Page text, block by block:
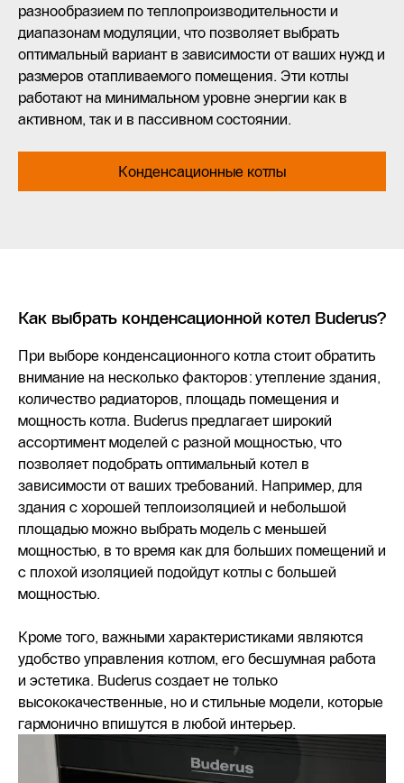
разнообразием по теплопроизводительности и
диапазонам модуляции, что позволяет выбрать
оптимальный вариант в зависимости от ваших нужд и
размеров отапливаемого помещения. Эти котлы
работают на минимальном уровне энергии как в
активном, так и в пассивном состоянии.
Конденсационные котлы
Как выбрать конденсационной котел Buderus?
При выборе конденсационного котла стоит обратить
внимание на несколько факторов: утепление здания,
количество радиаторов, площадь помещения и
мощность котла. Buderus предлагает широкий
ассортимент моделей с разной мощностью, что
позволяет подобрать оптимальный котел в
зависимости от ваших требований. Например, для
здания с хорошей теплоизоляцией и небольшой
площадью можно выбрать модель с меньшей
мощностью, в то время как для больших помещений и
с плохой изоляцией подойдут котлы с большей
мощностью.
Кроме того, важными характеристиками являются
удобство управления котлом, его бесшумная работа
и эстетика. Buderus создает не только
высококачественные, но и стильные модели, которые
гармонично впишутся в любой интерьер.